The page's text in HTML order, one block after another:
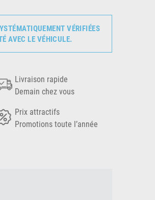
VÉRIFIÉES
AVEC LE VÉHICULE.
Livraison rapide
Demain chez vous
Prix attractifs
Promotions toute l’année